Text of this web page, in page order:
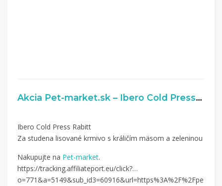
Akcia Pet-market.sk – Ibero Cold Press Rabitt
Ibero Cold Press Rabitt
Za studena lisované krmivo s králičím mäsom a zeleninou
Nakupujte na Pet-market.
https://tracking.affiliateport.eu/click?
o=771&a=5149&sub_id3=60916&url=https%3A%2F%2Fpet-